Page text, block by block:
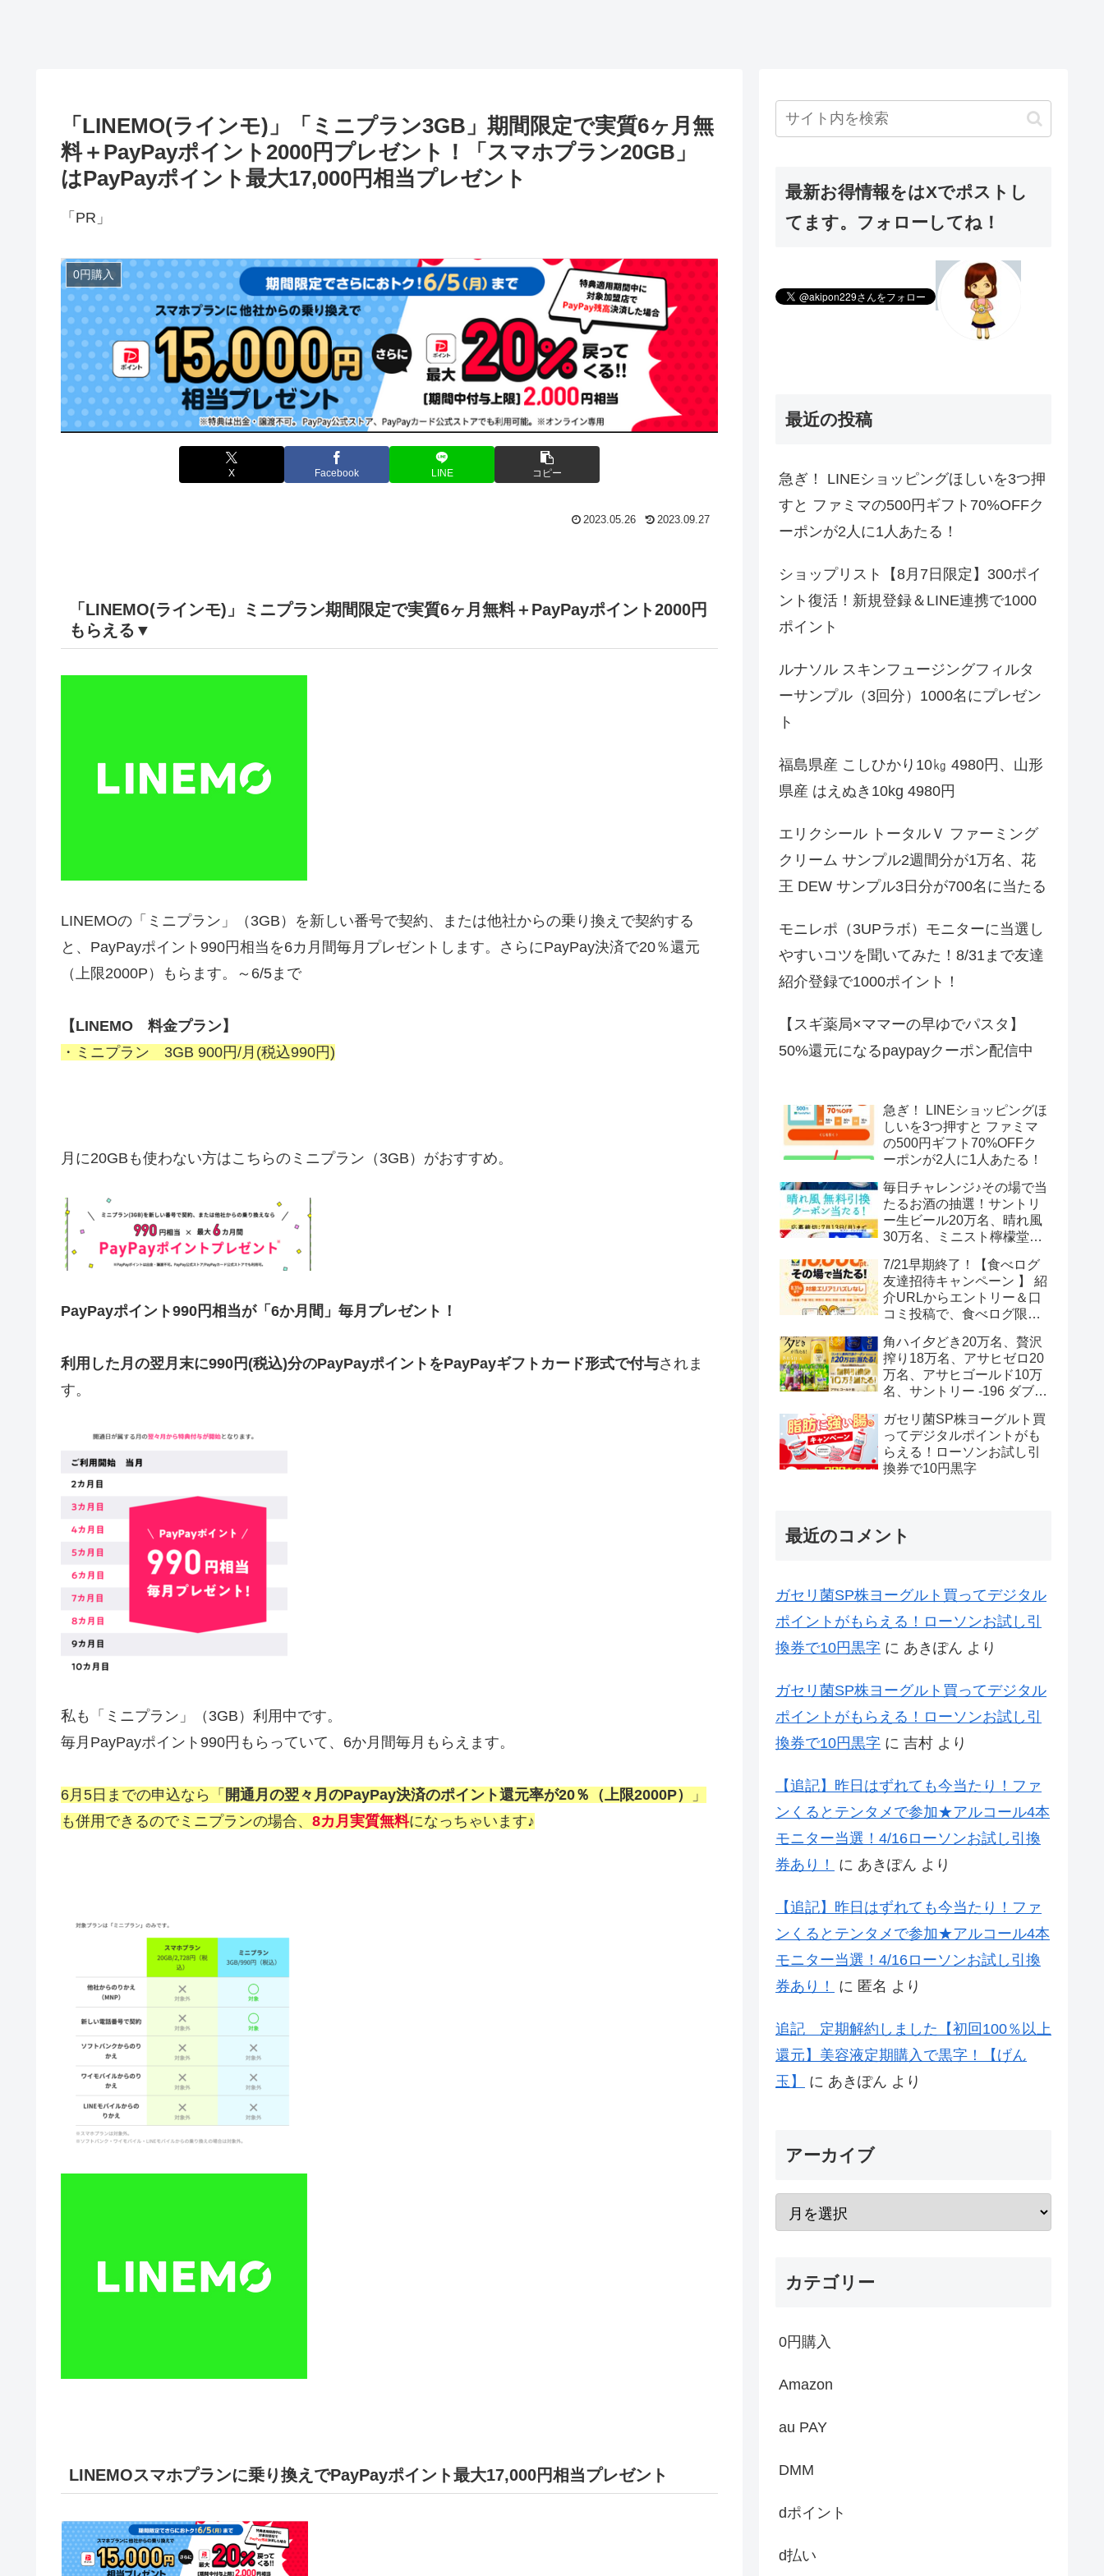
「LINEMO(ラインモ)」「ミニプラン3GB」期間限定で実質6ヶ月無
料＋PayPayポイント2000円プレゼント！「スマホプラン20GB」
はPayPayポイント最大17,000円相当プレゼント
「PR」
0円購入
X Facebook LINE コピー
2023.05.26 2023.09.27
「LINEMO(ラインモ)」ミニプラン期間限定で実質6ヶ月無料＋PayPayポイント2000円
もらえる▼
LINEMOの「ミニプラン」（3GB）を新しい番号で契約、または他社からの乗り換えで契約する
と、PayPayポイント990円相当を6カ月間毎月プレゼントします。さらにPayPay決済で20％還元
（上限2000P）もらます。～6/5まで
【LINEMO 料金プラン】
・ミニプラン 3GB 900円/月(税込990円)
月に20GBも使わない方はこちらのミニプラン（3GB）がおすすめ。
PayPayポイント990円相当が「6か月間」毎月プレゼント！
利用した月の翌月末に990円(税込)分のPayPayポイントをPayPayギフトカード形式で付与されま
す。
私も「ミニプラン」（3GB）利用中です。
毎月PayPayポイント990円もらっていて、6か月間毎月もらえます。
6月5日までの申込なら「 開通月の翌々月のPayPay決済のポイント還元率が20％（上限2000P）
」
も併用できるのでミニプランの場合、 8カ月実質無料になっちゃいます♪
LINEMOスマホプランに乗り換えでPayPayポイント最大17,000円相当プレゼント
最新お得情報をはXでポストし
てます。フォローしてね！
最近の投稿
急ぎ！ LINEショッピングほしいを3つ押
すと ファミマの500円ギフト70%OFFク
ーポンが2人に1人あたる！
ショップリスト【8月7日限定】300ポイ
ント復活！新規登録＆LINE連携で1000
ポイント
ルナソル スキンフュージングフィルタ
ーサンプル（3回分）1000名にプレゼン
ト
福島県産 こしひかり10㎏ 4980円、山形
県産 はえぬき10kg 4980円
エリクシール トータルＶ ファーミング
クリーム サンプル2週間分が1万名、花
王 DEW サンプル3日分が700名に当たる
モニレポ（3UPラボ）モニターに当選し
やすいコツを聞いてみた！8/31まで友達
紹介登録で1000ポイント！
【スギ薬局×ママーの早ゆでパスタ】
50%還元になるpaypayクーポン配信中
急ぎ！ LINEショッピングほ
しいを3つ押すと ファミマ
の500円ギフト70%OFFク
ーポンが2人に1人あたる！
毎日チャレンジ♪その場で当
たるお酒の抽選！サントリ
ー生ビール20万名、晴れ風
30万名、ミニスト檸檬堂2
ボール12.3万名
7/21早期終了！【食べログ
友達招待キャンペーン 】 紹
介URLからエントリー＆口
コミ投稿で、食べログ限定
トがもらえる
角ハイ夕どき20万名、贅沢
搾り18万名、アサヒゼロ20
万名、アサヒゴールド10万
名、サントリー -196 ダブル
ガセリ菌SP株ヨーグルト買
ってデジタルポイントがも
らえる！ローソンお試し引
換券で10円黒字
最近のコメント
ガセリ菌SP株ヨーグルト買ってデジタル
ポイントがもらえる！ローソンお試し引
換券で10円黒字 に あきぽん より
ガセリ菌SP株ヨーグルト買ってデジタル
ポイントがもらえる！ローソンお試し引
換券で10円黒字 に 吉村 より
【追記】昨日はずれても今当たり！ファ
ンくるとテンタメで参加★アルコール4本
モニター当選！4/16ローソンお試し引換
券あり！
に あきぽん より
【追記】昨日はずれても今当たり！ファ
ンくるとテンタメで参加★アルコール4本
モニター当選！4/16ローソンお試し引換
券あり！
に 匿名 より
追記 定期解約しました【初回100％以上
還元】美容液定期購入で黒字！【げん
玉】
に あきぽん より
アーカイブ
カテゴリー
0円購入
Amazon
au PAY
DMM
dポイント
d払い